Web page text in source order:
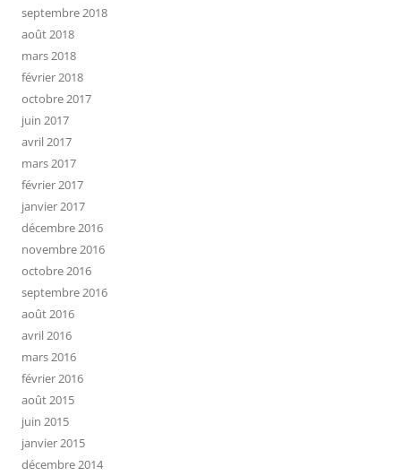
septembre 2018
août 2018
mars 2018
février 2018
octobre 2017
juin 2017
avril 2017
mars 2017
février 2017
janvier 2017
décembre 2016
novembre 2016
octobre 2016
septembre 2016
août 2016
avril 2016
mars 2016
février 2016
août 2015
juin 2015
janvier 2015
décembre 2014